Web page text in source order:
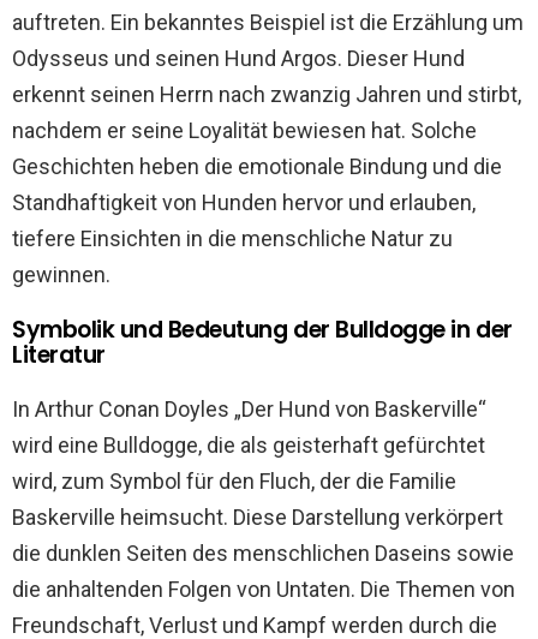
auftreten. Ein bekanntes Beispiel ist die Erzählung um
Odysseus und seinen Hund Argos. Dieser Hund
erkennt seinen Herrn nach zwanzig Jahren und stirbt,
nachdem er seine Loyalität bewiesen hat. Solche
Geschichten heben die emotionale Bindung und die
Standhaftigkeit von Hunden hervor und erlauben,
tiefere Einsichten in die menschliche Natur zu
gewinnen.
Symbolik und Bedeutung der Bulldogge in der
Literatur
In Arthur Conan Doyles „Der Hund von Baskerville“
wird eine Bulldogge, die als geisterhaft gefürchtet
wird, zum Symbol für den Fluch, der die Familie
Baskerville heimsucht. Diese Darstellung verkörpert
die dunklen Seiten des menschlichen Daseins sowie
die anhaltenden Folgen von Untaten. Die Themen von
Freundschaft, Verlust und Kampf werden durch die